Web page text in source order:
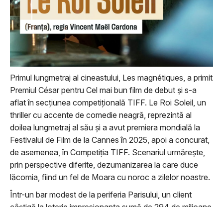
Primul lungmetraj al cineastului, Les magnétiques, a primit
Premiul César pentru Cel mai bun film de debut și s-a
aflat în secțiunea competițională TIFF. Le Roi Soleil, un
thriller cu accente de comedie neagră, reprezintă al
doilea lungmetraj al său și a avut premiera mondială la
Festivalul de Film de la Cannes în 2025, apoi a concurat,
de asemenea, în Competiția TIFF. Scenariul urmărește,
prin perspective diferite, dezumanizarea la care duce
lăcomia, fiind un fel de Moara cu noroc a zilelor noastre.
Într-un bar modest de la periferia Parisului, un client